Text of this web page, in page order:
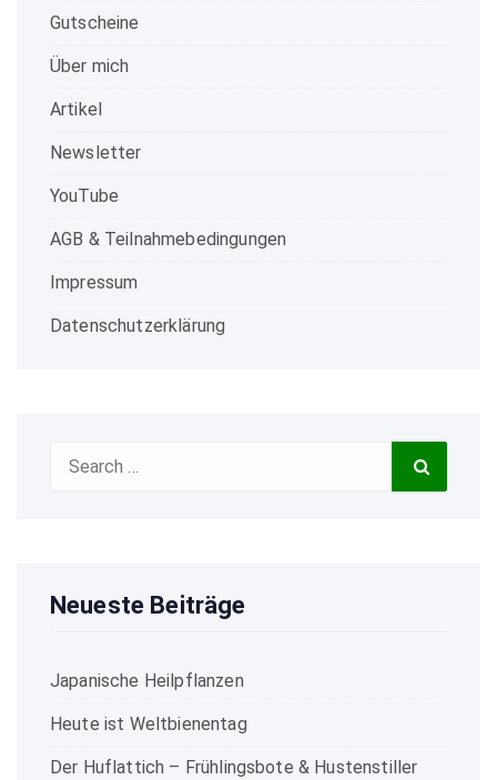
Gutscheine
Über mich
Artikel
Newsletter
YouTube
AGB & Teilnahmebedingungen
Impressum
Datenschutzerklärung
Search
Neueste Beiträge
Japanische Heilpflanzen
Heute ist Weltbienentag
Der Huflattich – Frühlingsbote & Hustenstiller